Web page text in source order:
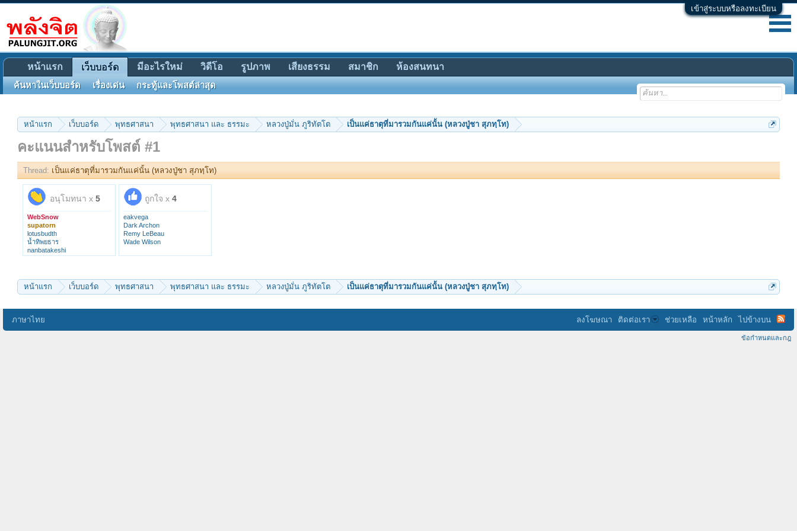
เข้าสู่ระบบหรือลงทะเบียน
หน้าแรก เว็บบอร์ด พุทธศาสนา พุทธศาสนา และ ธรรมะ หลวงปู่มั่น ภูริทัตโต เป็นแค่ธาตุที่มารวมกันแค่นั้น (หลวงปู่ชา สุภทฺโท)
คะแนนสำหรับโพสต์ #1
Thread: เป็นแค่ธาตุที่มารวมกันแค่นั้น (หลวงปู่ชา สุภทฺโท)
อนุโมทนา x 5
WebSnow
supatorn
lotusbudth
น้ำทิพยธาร
nanbatakeshi
ถูกใจ x 4
eakvega
Dark Archon
Remy LeBeau
Wade Wilson
หน้าแรก เว็บบอร์ด พุทธศาสนา พุทธศาสนา และ ธรรมะ หลวงปู่มั่น ภูริทัตโต เป็นแค่ธาตุที่มารวมกันแค่นั้น (หลวงปู่ชา สุภทฺโท)
หน้าแรก เว็บบอร์ด
ค้นหาในเว็บบอร์ด เรื่องเด่น กระทู้และโพสต์ล่าสุด
มีอะไรใหม่ วิดีโอ รูปภาพ เสียงธรรม สมาชิก ห้องสนทนา
ภาษาไทย ลงโฆษณา ติดต่อเรา ช่วยเหลือ หน้าหลัก ไปข้างบน
ข้อกำหนดและกฎ